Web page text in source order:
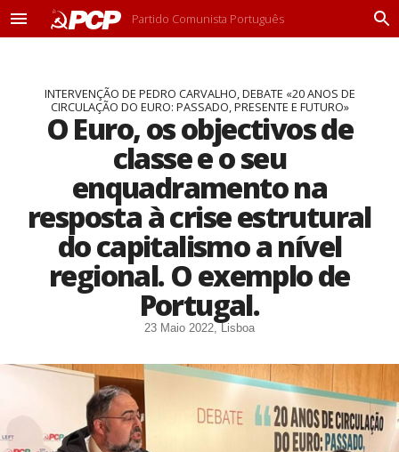
M
Partido Comunista Português
P
INTERVENÇÃO DE PEDRO CARVALHO, DEBATE «20 ANOS DE
CIRCULAÇÃO DO EURO: PASSADO, PRESENTE E FUTURO»
O Euro, os objectivos de
classe e o seu
enquadramento na
resposta à crise estrutural
do capitalismo a nível
regional. O exemplo de
Portugal.
23 Maio 2022, Lisboa